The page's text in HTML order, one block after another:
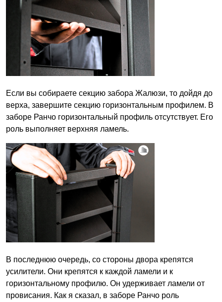
Если вы собираете секцию забора Жалюзи, то дойдя до
верха, завершите секцию горизонтальным профилем. В
заборе Ранчо горизонтальный профиль отсутствует. Его
роль выполняет верхняя ламель.
В последнюю очередь, со стороны двора крепятся
усилители. Они крепятся к каждой ламели и к
горизонтальному профилю. Он удерживает ламели от
провисания. Как я сказал, в заборе Ранчо роль